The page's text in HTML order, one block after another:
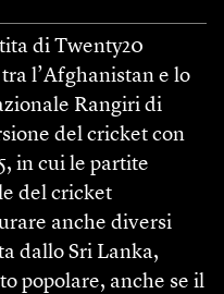
di Twenty20
l’Afghanistan e lo
Rangiri di
del cricket con
in cui le partite
del cricket
anche diversi
dallo Sri Lanka,
popolare, anche se il